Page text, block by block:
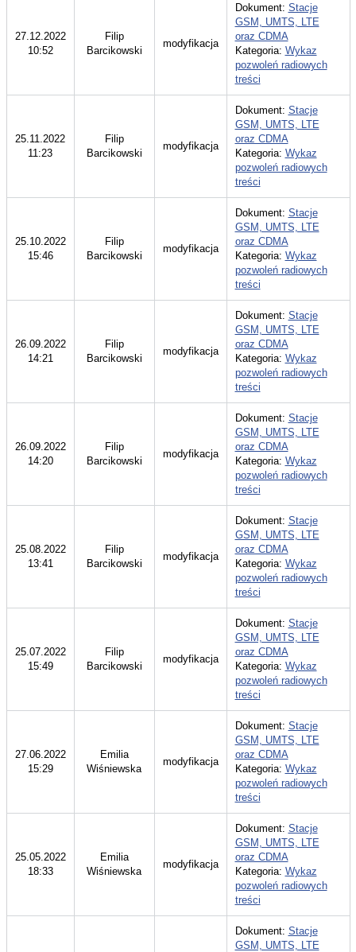
27.12.2022
10:52
Filip
Barcikowski
modyfikacja
Dokument: Stacje
GSM, UMTS, LTE
oraz CDMA
Kategoria: Wykaz
pozwoleń radiowych
treści
25.11.2022
11:23
Filip
Barcikowski
modyfikacja
Dokument: Stacje
GSM, UMTS, LTE
oraz CDMA
Kategoria: Wykaz
pozwoleń radiowych
treści
25.10.2022
15:46
Filip
Barcikowski
modyfikacja
Dokument: Stacje
GSM, UMTS, LTE
oraz CDMA
Kategoria: Wykaz
pozwoleń radiowych
treści
26.09.2022
14:21
Filip
Barcikowski
modyfikacja
Dokument: Stacje
GSM, UMTS, LTE
oraz CDMA
Kategoria: Wykaz
pozwoleń radiowych
treści
26.09.2022
14:20
Filip
Barcikowski
modyfikacja
Dokument: Stacje
GSM, UMTS, LTE
oraz CDMA
Kategoria: Wykaz
pozwoleń radiowych
treści
25.08.2022
13:41
Filip
Barcikowski
modyfikacja
Dokument: Stacje
GSM, UMTS, LTE
oraz CDMA
Kategoria: Wykaz
pozwoleń radiowych
treści
25.07.2022
15:49
Filip
Barcikowski
modyfikacja
Dokument: Stacje
GSM, UMTS, LTE
oraz CDMA
Kategoria: Wykaz
pozwoleń radiowych
treści
27.06.2022
15:29
Emilia
Wiśniewska
modyfikacja
Dokument: Stacje
GSM, UMTS, LTE
oraz CDMA
Kategoria: Wykaz
pozwoleń radiowych
treści
25.05.2022
18:33
Emilia
Wiśniewska
modyfikacja
Dokument: Stacje
GSM, UMTS, LTE
oraz CDMA
Kategoria: Wykaz
pozwoleń radiowych
treści
Dokument: Stacje
GSM, UMTS, LTE